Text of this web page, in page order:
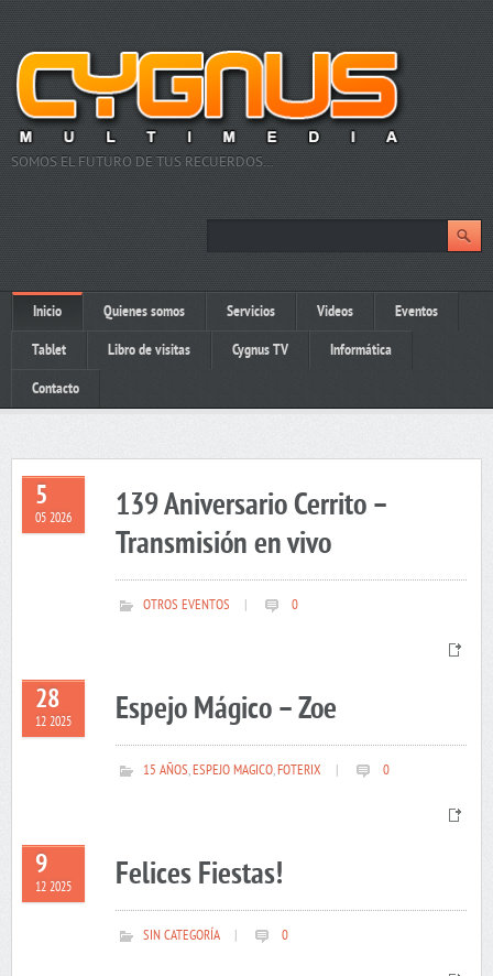
SOMOS EL FUTURO DE TUS RECUERDOS…
Inicio Quienes somos Servicios Videos Eventos
Tablet Libro de visitas Cygnus TV Informática
Contacto
5
05 2026
139 Aniversario Cerrito –
Transmisión en vivo
OTROS EVENTOS 0
28
12 2025 Espejo Mágico – Zoe
15 AÑOS,ESPEJO MAGICO,FOTERIX 0
9
12 2025 Felices Fiestas!
SIN CATEGORÍA 0